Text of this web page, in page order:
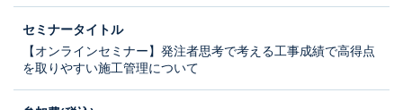
【オンラインセミナー】発注者思考で考える工事成績で高得点
を取りやすい施工管理について